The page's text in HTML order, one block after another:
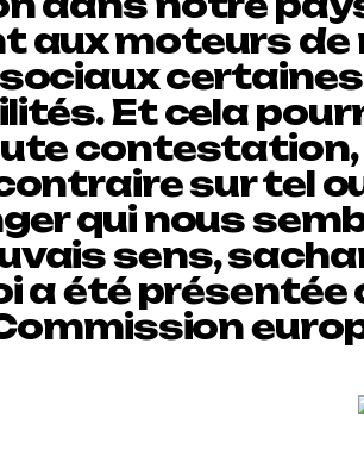
aux moteurs de
certaines
Et cela
sur tel
qui nous
sens,
a été présentée